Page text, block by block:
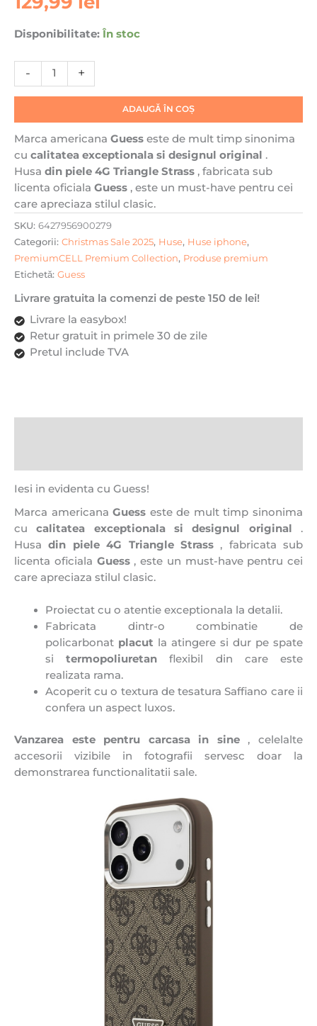
Disponibilitate: În stoc
-
17
Max,
Leather
4G
MagSafe,
Incarcare
wireless,
Negru
+
ADAUGĂ ÎN COȘ
Marca americana Guess este de mult timp sinonima
cu calitatea exceptionala si designul original .
Husa din piele 4G Triangle Strass , fabricata sub
licenta oficiala Guess , este un must-have pentru cei
care apreciaza stilul clasic.
SKU: 6427956900279
Categorii: Christmas Sale 2025, Huse, Huse iphone,
PremiumCELL Premium Collection, Produse premium
Etichetă: Guess
Livrare gratuita la comenzi de peste 150 de lei!
Livrare la easybox!
Retur gratuit in primele 30 de zile
Pretul include TVA
Iesi in evidenta cu Guess!
Marca americanaGuess este de mult timp sinonima
cucalitatea exceptionala si designul original .
Husadin piele4G Triangle Strass, fabricata sub
licenta oficiala Guess, este un must-have pentru cei
care apreciaza stilul clasic.
Proiectat cu o atentie exceptionala la detalii.
Fabricata dintr-o combinatie de
policarbonat placut la atingere si dur pe spate
sitermopoliuretan flexibil din care este
realizata rama.
Acoperit cu o textura de tesatura Saffiano care ii
confera un aspect luxos.
Vanzarea este pentru carcasa in sine, celelalte
accesorii vizibile in fotografii servesc doar la
demonstrarea functionalitatii sale.